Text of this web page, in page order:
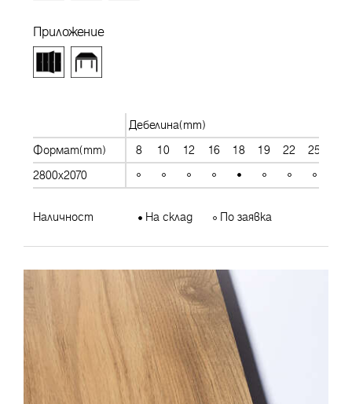
Приложение
Дебелина(mm)
Формат(mm)
8 10 12 16 18 19 22 25
2800x2070
Наличност На склад По заявка